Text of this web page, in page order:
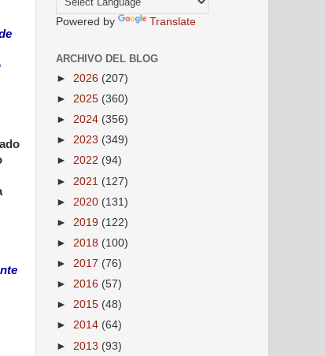
Powered by Translate
ARCHIVO DEL BLOG
► 2026 (207)
► 2025 (360)
► 2024 (356)
► 2023 (349)
► 2022 (94)
► 2021 (127)
► 2020 (131)
► 2019 (122)
► 2018 (100)
► 2017 (76)
► 2016 (57)
► 2015 (48)
► 2014 (64)
► 2013 (93)